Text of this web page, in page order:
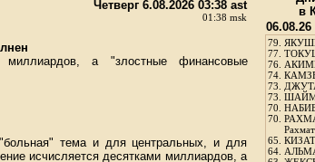
Четверг 6.08.2026 03:38 ast
01:38 msk
миллиардов, а "злостные финансовые
тема и для центральных, и для
исчисляется десятками миллиардов, а
в
06.08.26
79.
77.
76.
74.
73.
73.
70.
70.
65.
64.